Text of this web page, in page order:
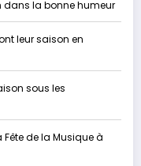
dans la bonne humeur
leur saison en
sous les
Fête de la Musique à